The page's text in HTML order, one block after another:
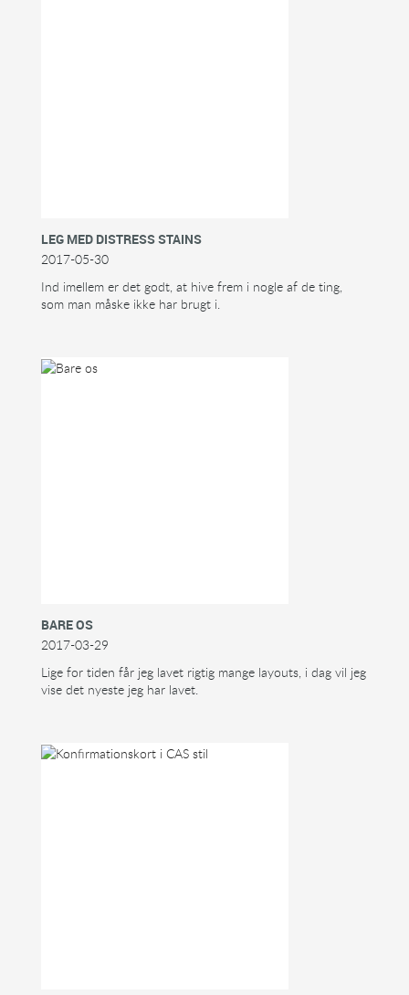
LEG MED DISTRESS STAINS
2017-05-30
Ind imellem er det godt, at hive frem i nogle af de ting,
som man måske ikke har brugt i.
BARE OS
2017-03-29
Lige for tiden får jeg lavet rigtig mange layouts, i dag vil jeg
vise det nyeste jeg har lavet.